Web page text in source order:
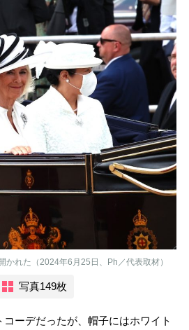
かれた（2024年6月25日、Ph／代表取材）
写真149枚
ーデだったが、帽子にはホワイト